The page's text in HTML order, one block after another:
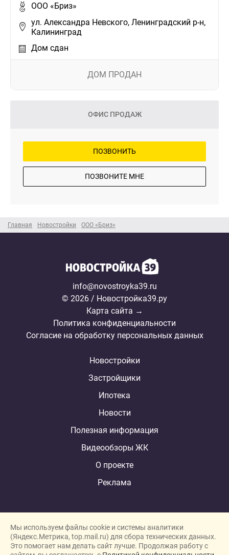
Главная Новостройки ООО «Бриз»
ООО «Бриз»
ул. Александра Невского, Ленинградский р-н,
Калининград
Дом сдан
ДОМ ПРОДАН
ОФИС ПРОДАЖ
ПОЗВОНИТЬ
ПОЗВОНИТЕ МНЕ
info@novostroyka39.ru
© 2026 / Новостройка39.ру
Карта сайта →
Политика конфиденциальности
Согласие на обработку персональных данных
Новостройки
Застройщики
Ипотека
Новости
Полезная информация
Видеообзоры ЖК
О проекте
Реклама
Мы используем файлы cookie и системы аналитики
(Яндекс.Метрика, top.mail.ru) для сбора технических данных.
Это помогает нам делать сайт лучше. Продолжая работу с